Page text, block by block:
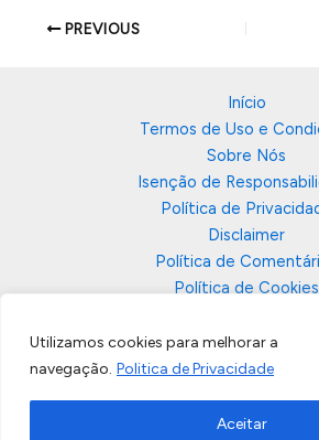
Utilizamos cookies para melhorar a
navegação. Politica de Privacidade
Aceitar
PREVIOUS
Início
Termos de Uso e
Sobre Nós
Isenção de
Política de
Disclaimer
Política de
Política de Cookies